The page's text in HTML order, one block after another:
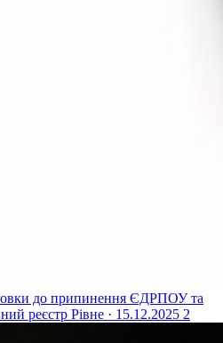
до припинення ЄДРПОУ та
реєстр Рівне · 15.12.2025 2